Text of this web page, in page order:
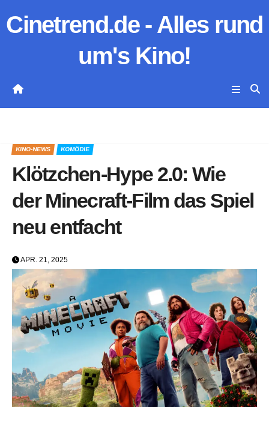
Inhalt
Cinetrend.de - Alles rund
um's Kino!
KINO-NEWS KOMÖDIE
Klötzchen-Hype 2.0: Wie
der Minecraft-Film das Spiel
neu entfacht
APR. 21, 2025